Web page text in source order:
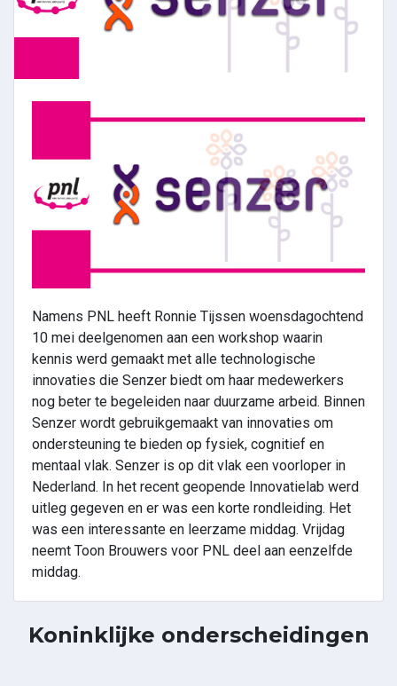
Namens PNL heeft Ronnie Tijssen woensdagochtend
10 mei deelgenomen aan een workshop waarin
kennis werd gemaakt met alle technologische
innovaties die Senzer biedt om haar medewerkers
nog beter te begeleiden naar duurzame arbeid. Binnen
Senzer wordt gebruikgemaakt van innovaties om
ondersteuning te bieden op fysiek, cognitief en
mentaal vlak. Senzer is op dit vlak een voorloper in
Nederland. In het recent geopende Innovatielab werd
uitleg gegeven en er was een korte rondleiding. Het
was een interessante en leerzame middag. Vrijdag
neemt Toon Brouwers voor PNL deel aan eenzelfde
middag.
Koninklijke onderscheidingen